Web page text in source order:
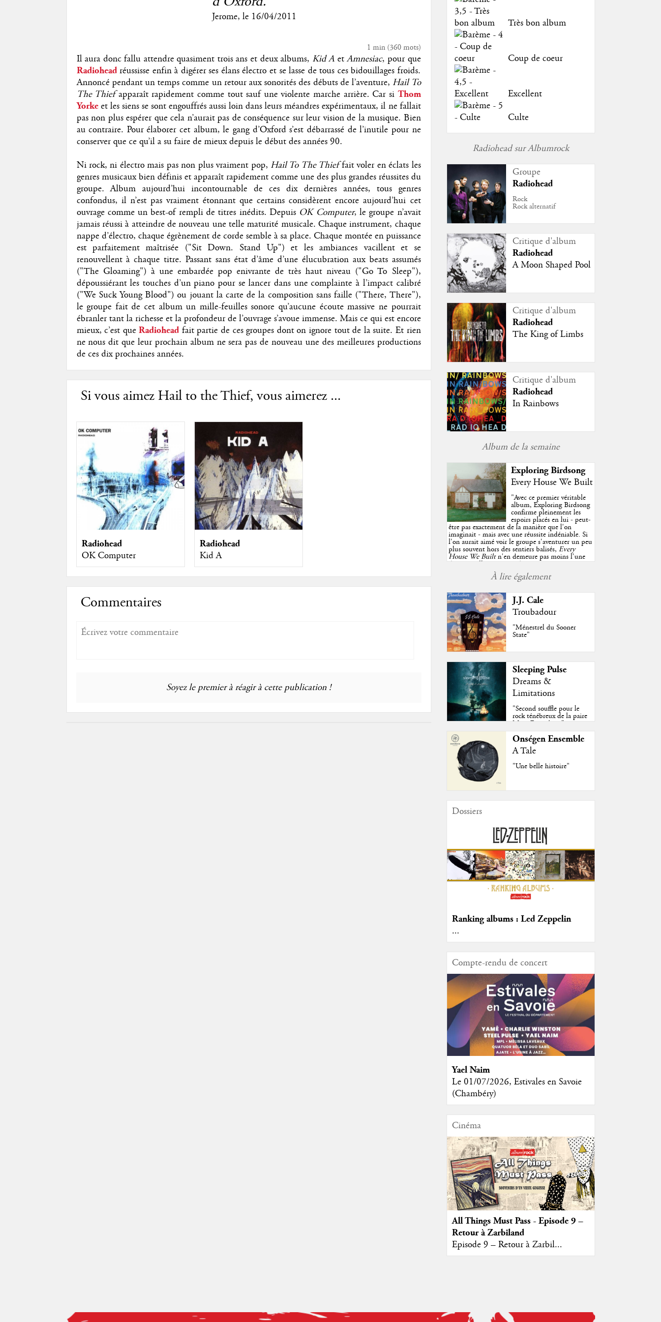
Jerome, le 16/04/2011
1 min(360mots)
Il aura donc fallu attendre quasiment trois ans et deux albums, Kid AetAmnesiac, pour que
Radioheadréussisse enfin à digérer ses élans électro et se lasse de tous ces bidouillages froids.
Annoncé pendant un temps comme un retour aux sonorités des débuts de l’aventure, Hail To
The Thiefapparaît rapidement comme tout sauf une violente marche arrière. Car si Thom
Yorke et les siens se sont engouffrés aussi loin dans leurs méandres expérimentaux, il ne fallait
pas non plus espérer que cela n’aurait pas de conséquence sur leur vision de la musique. Bien
au contraire. Pour élaborer cet album, le gang d’Oxford s’est débarrassé de l’inutile pour ne
conserver que ce qu’il a su faire de mieux depuis le début des années 90.
Ni rock, ni électro mais pas non plus vraiment pop, Hail To The Thieffait voler en éclats les
genres musicaux bien définis et apparaît rapidement comme une des plus grandes réussites du
groupe. Album aujourd’hui incontournable de ces dix dernières années, tous genres
confondus, il n’est pas vraiment étonnant que certains considèrent encore aujourd’hui cet
ouvrage comme un best-of rempli de titres inédits. Depuis OK Computer, le groupe n’avait
jamais réussi à atteindre de nouveau une telle maturité musicale. Chaque instrument, chaque
nappe d’électro, chaque égrènement de corde semble à sa place. Chaque montée en puissance
est parfaitement maîtrisée ("Sit Down. Stand Up") et les ambiances vacillent et se
renouvellent à chaque titre. Passant sans état d’âme d’une élucubration aux beats assumés
("The Gloaming") à une embardée pop enivrante de très haut niveau ("Go To Sleep"),
dépoussiérant les touches d’un piano pour se lancer dans une complainte à l’impact calibré
("We Suck Young Blood") ou jouant la carte de la composition sans faille ("There, There"),
le groupe fait de cet album un mille-feuilles sonore qu’aucune écoute massive ne pourrait
ébranler tant la richesse et la profondeur de l’ouvrage s’avoue immense. Mais ce qui est encore
mieux, c’est queRadiohead fait partie de ces groupes dont on ignore tout de la suite. Et rien
ne nous dit que leur prochain album ne sera pas de nouveau une des meilleures productions
de ces dix prochaines années.
Si vous aimez Hail to the Thief, vous aimerez ...
Radiohead
OK Computer
Radiohead
Kid A
Commentaires
Soyez le premier à réagir à cette publication !
Très bon album
Coup de coeur
Excellent
Culte
Radiohead sur Albumrock
Groupe
Radiohead
Rock
Rock alternatif
Critique d'album
Radiohead
A Moon Shaped Pool
Critique d'album
Radiohead
The King of Limbs
Critique d'album
Radiohead
In Rainbows
Album de la semaine
Exploring Birdsong
Every House We Built
"Avec ce premier véritable
album, Exploring Birdsong
confirme pleinement les
espoirs placés en lui - peut-
être pas exactement de la manière que l'on
imaginait - mais avec une réussite indéniable. Si
l'on aurait aimé voir le groupe s'aventurer un peu
plus souvent hors des sentiers balisés,Every
House We Builtn'en demeure pas moins l'une
des très belles surprises de cette année, porté par
plusieurs morceaux qui trouveront sans difficulté
une place de choix dans vos playlists estivales.
À lire également
J.J. Cale
Troubadour
"Ménestrel du Sooner
State"
Sleeping Pulse
Dreams &
Limitations
"Second souffle pour le
rock ténébreux de la paire
Moss-Fazendeiro"
Onségen Ensemble
A Tale
"Une belle histoire"
Dossiers
Ranking albums : Led Zeppelin
...
Compte-rendu de concert
Yael Naim
Le 01/07/2026, Estivales en Savoie
(Chambéry)
Cinéma
All Things Must Pass - Episode 9 –
Retour à Zarbiland
Episode 9 – Retour à Zarbil...